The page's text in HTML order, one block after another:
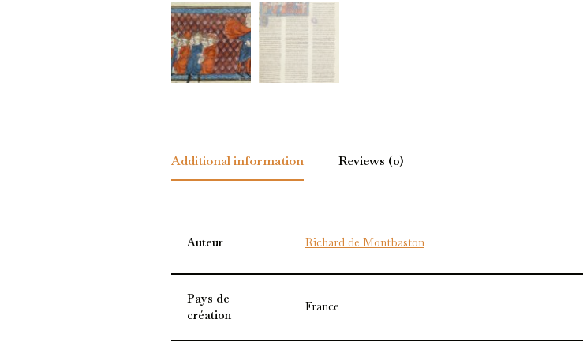
Additional information Reviews (0)
Auteur Richard de Montbaston
Pays de
création
France